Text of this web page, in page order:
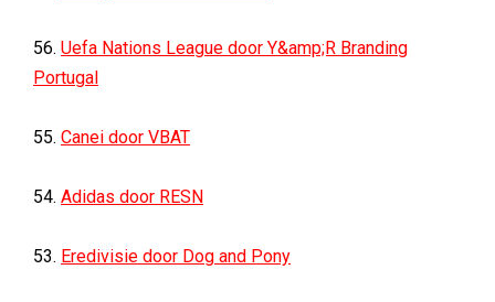
56. Uefa Nations League door Y&amp;R Branding
Portugal
55. Canei door VBAT
54. Adidas door RESN
53. Eredivisie door Dog and Pony